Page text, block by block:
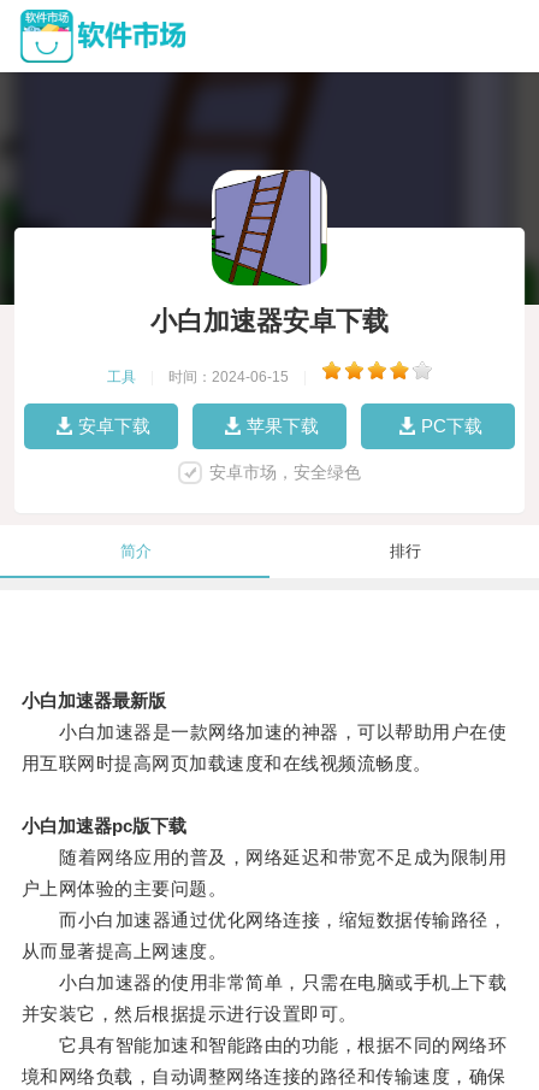
小白加速器安卓下载
工具 时间：2024-06-15
安卓下载 苹果下载 PC下载
安卓市场，安全绿色
简介 排行
小白加速器最新版
小白加速器是一款网络加速的神器，可以帮助用户在使
用互联网时提高网页加载速度和在线视频流畅度。
小白加速器pc版下载
随着网络应用的普及，网络延迟和带宽不足成为限制用
户上网体验的主要问题。
而小白加速器通过优化网络连接，缩短数据传输路径，
从而显著提高上网速度。
小白加速器的使用非常简单，只需在电脑或手机上下载
并安装它，然后根据提示进行设置即可。
它具有智能加速和智能路由的功能，根据不同的网络环
境和网络负载，自动调整网络连接的路径和传输速度，确保